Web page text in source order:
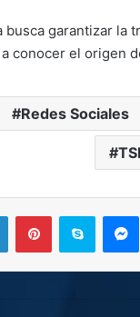
busca garantizar
conocer el origen
Redes Sociales
LinkedInPinterestSkype